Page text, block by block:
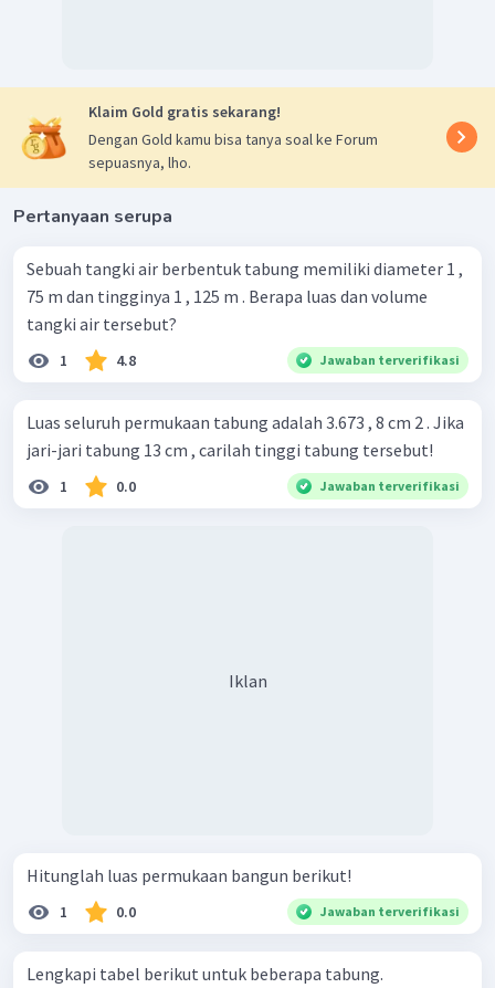
Klaim Gold gratis sekarang!
Dengan Gold kamu bisa tanya soal ke Forum
sepuasnya, lho.
Pertanyaan serupa
Sebuah tangki air berbentuk tabung memiliki diameter 1 ,
75 m dan tingginya 1 , 125 m . Berapa luas dan volume
tangki air tersebut?
1 4.8 Jawaban terverifikasi
Luas seluruh permukaan tabung adalah 3.673 , 8 cm 2 . Jika
jari-jari tabung 13 cm , carilah tinggi tabung tersebut!
1 0.0 Jawaban terverifikasi
Iklan
Hitunglah luas permukaan bangun berikut!
1 0.0 Jawaban terverifikasi
Lengkapi tabel berikut untuk beberapa tabung.